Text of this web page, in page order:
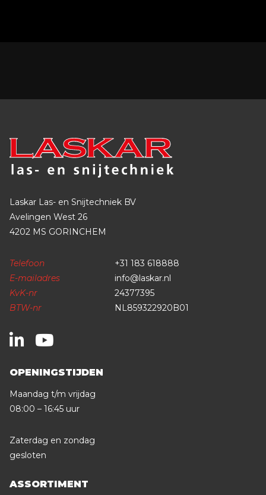
Laskar Las- en Snijtechniek BV
Avelingen West 26
4202 MS GORINCHEM
Telefoon
+31 183 618888
E-mailadres
info@laskar.nl
KvK-nr
24377395
BTW-nr
NL859322920B01
OPENINGSTIJDEN
Maandag t/m vrijdag
08:00 – 16:45 uur
Zaterdag en zondag
gesloten
ASSORTIMENT